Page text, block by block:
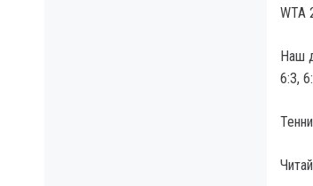
WTA
Наш
6:3,